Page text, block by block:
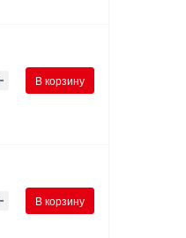
В корзину
В корзину